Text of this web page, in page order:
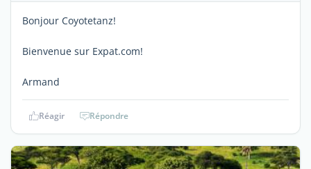
Bonjour Coyotetanz!
Bienvenue sur Expat.com!
Armand
Réagir Répondre